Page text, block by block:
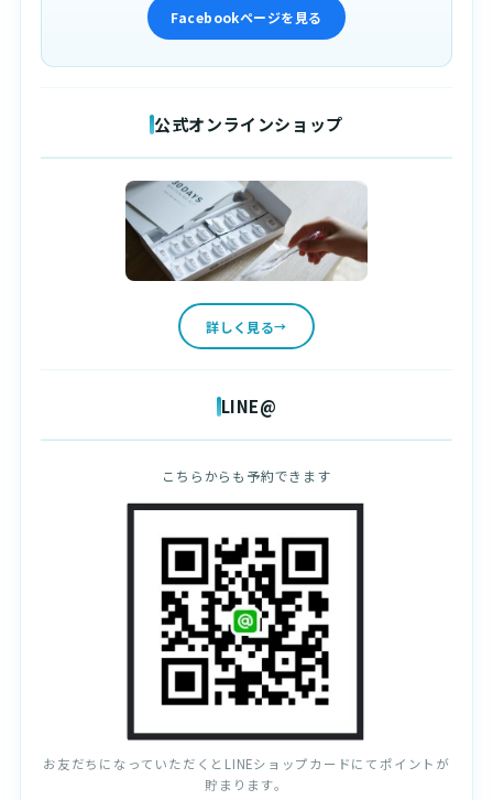
Facebookページを見る
公式オンラインショップ
詳しく見る
LINE@
こちらからも予約できます
お友だちになっていただくとLINEショップカードにてポイントが
貯まります。